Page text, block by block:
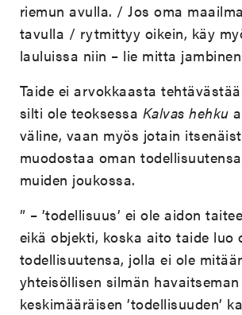
riemun avulla. / Jos oma
tavulla / rytmittyy oikein, käy
lauluissa niin – lie mitta
Taide ei arvokkaasta
silti ole teoksessa Kalvas hehku
väline, vaan myös jotain
muodostaa oman
muiden joukossa.
” – ’todellisuus’ ei ole aidon
eikä objekti, koska aito taide luo
todellisuutensa, jolla ei ole
yhteisöllisen silmän havaitseman
keskimääräisen ’todellisuuden’